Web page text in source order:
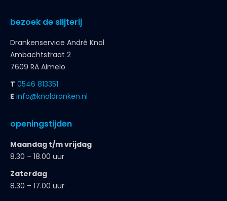
bezoek de slijterij
Drankenservice André Knol
Ambachtstraat 2
7609 RA Almelo
T 0546 813351
E info@knoldranken.nl
openingstijden
Maandag t/m vrijdag
8.30 – 18.00 uur
Zaterdag
8.30 – 17.00 uur